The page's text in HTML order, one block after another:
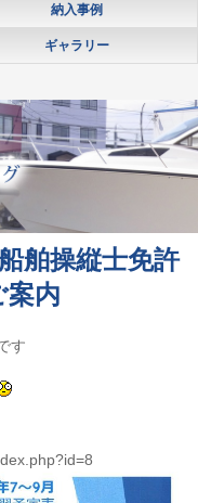
納入事例
ギャラリー
舶操縦士免許
案内
す